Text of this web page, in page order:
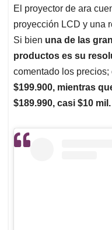
El proyector de ara
proyección LCD y una
Si bien una de las
productos es su
comentado los precios;
$199.900, mientras
$189.990, casi $10 mil.